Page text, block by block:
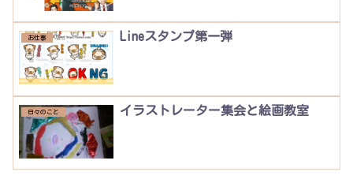
お仕事 Lineスタンプ第一弾
日々のこと イラストレーター集会と絵画教室